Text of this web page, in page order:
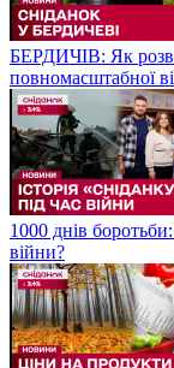
БЕРДИЧІВ: Як
повномасштабної
1000 днів
війни?